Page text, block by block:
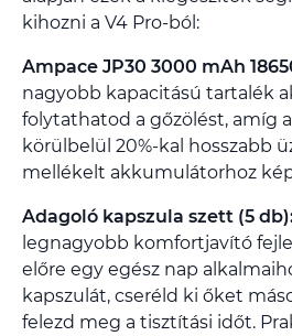
kihozni a V4 Pro-ból:
Ampace JP30 3000 mAh
nagyobb kapacitású tartalék
folytathatod a gőzölést, amíg
körülbelül 20%-kal hosszabb
mellékelt akkumulátorhoz
Adagoló kapszula szett (5
legnagyobb komfortjavító
előre egy egész nap
kapszulát, cseréld ki őket
felezd meg a tisztítási időt.